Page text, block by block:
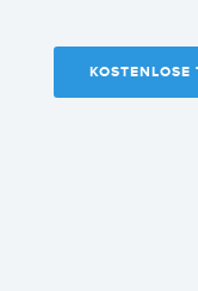
KOSTENLOSE